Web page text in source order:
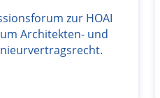
zur HOAI
Architekten- und